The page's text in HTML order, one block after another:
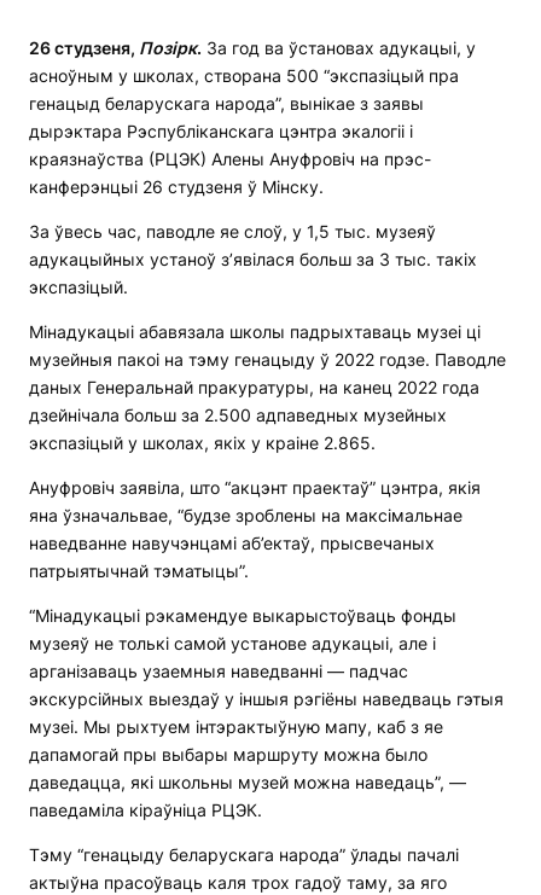
26 студзеня, Позірк. За год ва ўстановах адукацыі, у
асноўным у школах, створана 500 “экспазіцый пра
генацыд беларускага народа”, вынікае з заявы
дырэктара Рэспубліканскага цэнтра экалогіі і
краязнаўства (РЦЭК) Алены Ануфровіч на прэс-
канферэнцыі 26 студзеня ў Мінску.
За ўвесь час, паводле яе слоў, у 1,5 тыс. музеяў
адукацыйных устаноў з’явілася больш за 3 тыс. такіх
экспазіцый.
Мінадукацыі абавязала школы падрыхтаваць музеі ці
музейныя пакоі на тэму генацыду ў 2022 годзе. Паводле
даных Генеральнай пракуратуры, на канец 2022 года
дзейнічала больш за 2.500 адпаведных музейных
экспазіцый у школах, якіх у краіне 2.865.
Ануфровіч заявіла, што “акцэнт праектаў” цэнтра, якія
яна ўзначальвае, “будзе зроблены на максімальнае
наведванне навучэнцамі аб’ектаў, прысвечаных
патрыятычнай тэматыцы”.
“Мінадукацыі рэкамендуе выкарыстоўваць фонды
музеяў не толькі самой установе адукацыі, але і
арганізаваць узаемныя наведванні — падчас
экскурсійных выездаў у іншыя рэгіёны наведваць гэтыя
музеі. Мы рыхтуем інтэрактыўную мапу, каб з яе
дапамогай пры выбары маршруту можна было
даведацца, які школьны музей можна наведаць”, —
паведаміла кіраўніца РЦЭК.
Тэму “генацыду беларускага народа” ўлады пачалі
актыўна прасоўваць каля трох гадоў таму, за яго